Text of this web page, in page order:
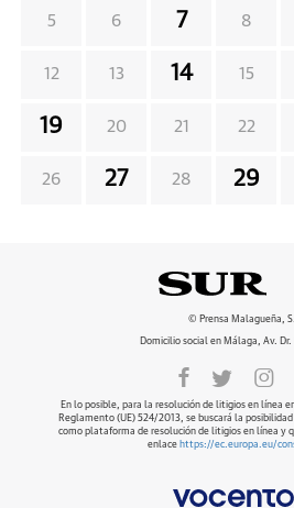
5 6 7 8
12 13 14 15
19 20 21 22
26 27 28 29
© Prensa Malagueña,
Domicilio social en Málaga, Av.
En lo posible, para la resolución de litigios en línea
Reglamento (UE) 524/2013, se buscará la
como plataforma de resolución de litigios en línea y
enlace https://ec.europa.eu/